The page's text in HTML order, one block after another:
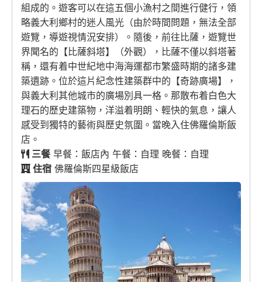
組成的。遊客可以在這五個小漁村之間進行健行，領
略義大利鄉村的迷人風光（由於時間問題，無法全部
遊覽，導遊視情況安排）。隨後，前往比薩，遊覽世
界聞名的【比薩斜塔】（外觀），比薩不僅以斜塔著
稱，還有着中世紀地中海海運都市繁盛時期的諸多建
築遺跡。位於這片紀念性建築群中的【奇跡廣場】，
與義大利其他城市的廣場別具一格。那散布着白色大
理石的歷史建築物，洋溢着明朗、輕快的氣息，讓人
感受到獨特的藝術與歷史氛圍。當晚入住佛羅倫斯飯
店。
三餐早餐：飯店內 午餐：自理 晚餐：自理
住宿 佛羅倫斯四星級飯店